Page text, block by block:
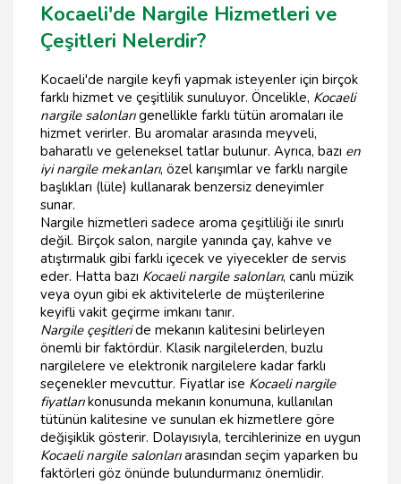
Kocaeli'de Nargile Hizmetleri ve
Çeşitleri Nelerdir?
Kocaeli'de nargile keyfi yapmak isteyenler için birçok
farklı hizmet ve çeşitlilik sunuluyor. Öncelikle, Kocaeli
nargile salonlarıgenellikle farklı tütün aromaları ile
hizmet verirler. Bu aromalar arasında meyveli,
baharatlı ve geleneksel tatlar bulunur. Ayrıca, bazı en
iyi nargile mekanları, özel karışımlar ve farklı nargile
başlıkları (lüle) kullanarak benzersiz deneyimler
sunar.
Nargile hizmetleri sadece aroma çeşitliliği ile sınırlı
değil. Birçok salon, nargile yanında çay, kahve ve
atıştırmalık gibi farklı içecek ve yiyecekler de servis
eder. Hatta bazı Kocaeli nargile salonları, canlı müzik
veya oyun gibi ek aktivitelerle de müşterilerine
keyifli vakit geçirme imkanı tanır.
Nargile çeşitleride mekanın kalitesini belirleyen
önemli bir faktördür. Klasik nargilelerden, buzlu
nargilelere ve elektronik nargilelere kadar farklı
seçenekler mevcuttur. Fiyatlar ise Kocaeli nargile
fiyatlarıkonusunda mekanın konumuna, kullanılan
tütünün kalitesine ve sunulan ek hizmetlere göre
değişiklik gösterir. Dolayısıyla, tercihlerinize en uygun
Kocaeli nargile salonlarıarasından seçim yaparken bu
faktörleri göz önünde bulundurmanız önemlidir.